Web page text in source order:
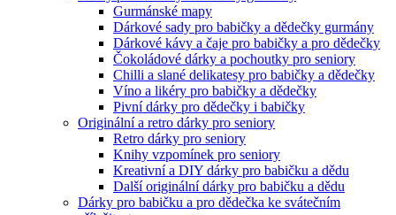
Gurmánské mapy
Dárkové sady pro babičky a dědečky gurmány
Dárkové kávy a čaje pro babičky a pro dědečky
Čokoládové dárky a pochoutky pro seniory
Chilli a slané delikatesy pro babičky a dědečky
Víno a likéry pro babičky a dědečky
Pivní dárky pro dědečky i babičky
Originální a retro dárky pro seniory
Retro dárky pro seniory
Knihy vzpomínek pro seniory
Kreativní a DIY dárky pro babičku a dědu
Další originální dárky pro babičku a dědu
Dárky pro babičku a pro dědečka ke svátečním